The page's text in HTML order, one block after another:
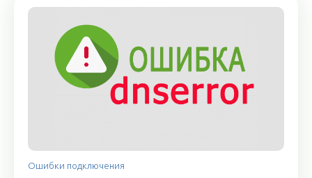
Ошибки подключения